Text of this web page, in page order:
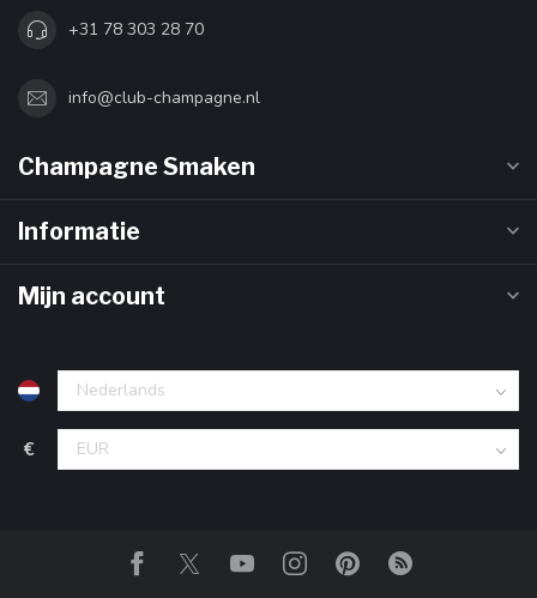
+31 78 303 28 70
info@club-champagne.nl
Champagne Smaken
Informatie
Mijn account
€